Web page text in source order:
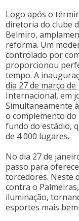
Logo após o
diretoria do clube
Belmiro,
reforma. Um
controlado por
proporcionou
tempo. A i
dia 27 de março de
Internacional, em
Simultaneamente
o complemento do
fundo do estádio,
de 4 000 lugares.
No dia 27 de
passo para
torcedores. Neste
contra o
iluminação,
esportes mais